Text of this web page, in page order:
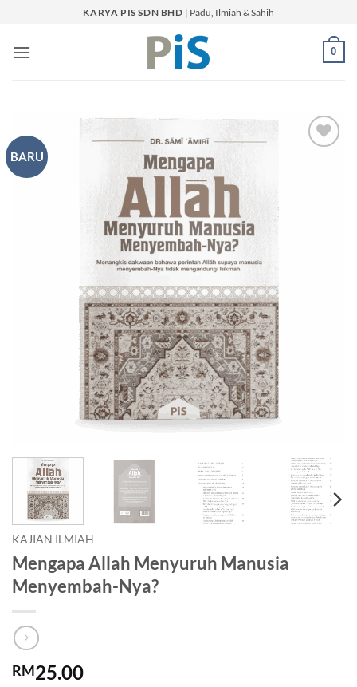
content
KARYA PIS SDN BHD | Padu, Ilmiah & Sahih
0
BARU
KAJIAN ILMIAH
Mengapa Allah Menyuruh Manusia
Menyembah-Nya?
RM25.00